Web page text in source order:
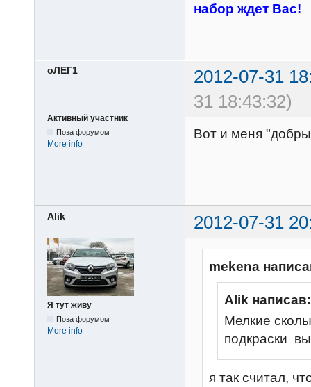
набор ждет Вас!
оЛЕГ1
2012-07-31
31 18:43:32)
Активный участник
Поза форумом
More info
Вот и меня
Alik 2012-07-31
Я тут живу
Поза форумом
More info
mekena
Alik написав:
Мелкие
подкраски
я так считал,